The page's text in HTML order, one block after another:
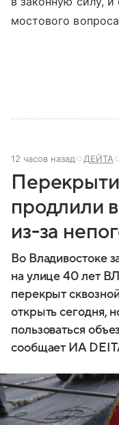
мостового
12 часов назад ДЕЙТА
продлили
из-за
Во Владивостоке
на улице 40 лет
перекрыт
открыть сегодня,
пользоваться
сообщает ИА